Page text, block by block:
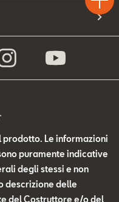
prodotto. Le informazioni
puramente indicative
degli stessi e non
descrizione delle
del Costruttore e/o del